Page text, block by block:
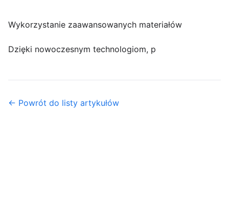
Wykorzystanie zaawansowanych materiałów
Dzięki nowoczesnym technologiom, p
← Powrót do listy artykułów